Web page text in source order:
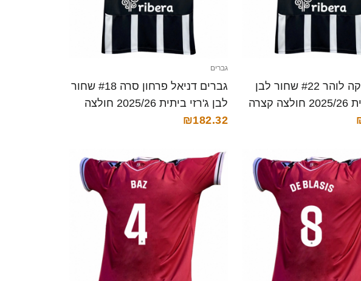
גברים לוקה לוהר #22 שחור לבן
קצרה
גברים
גברים דניאל פרחון סרה #18 שחור
לבן ג'רזי ביתית 2025/26 חולצה
קצרה
₪182.32